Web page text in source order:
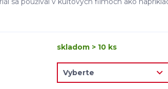
skladom > 10 ks